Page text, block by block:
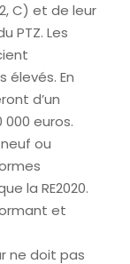
C) et de leur
PTZ. Les
En
d’un
euros.
ou
la RE2020.
et
ne doit pas